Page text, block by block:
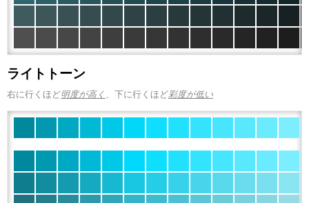
ライトトーン
右に行くほど明度が高く 、下に行くほど彩度が低い